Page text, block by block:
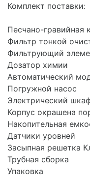
Комплект поставки:
Песчано-гравийная
Фильтр тонкой
Фильтрующий
Дозатор химии
Автоматический
Погружной насос
Электрический шкаф
Корпус окрашена
Накопительная
Датчики уровней
Засыпная решетка
Трубная сборка
Упаковка